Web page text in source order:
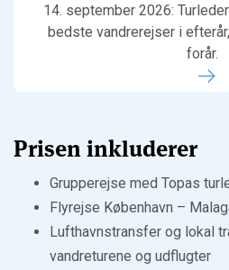
14. september 2026:
bedste vandrerejser i
forår.
Prisen inkluderer
Grupperejse med Topas
Flyrejse København –
Lufthavnstransfer og lokal
vandreturene og udflugter